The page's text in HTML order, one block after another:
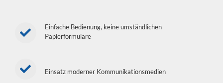
Einfache Bedienung, keine umständlichen
Papierformulare
Einsatz moderner Kommunikationsmedien